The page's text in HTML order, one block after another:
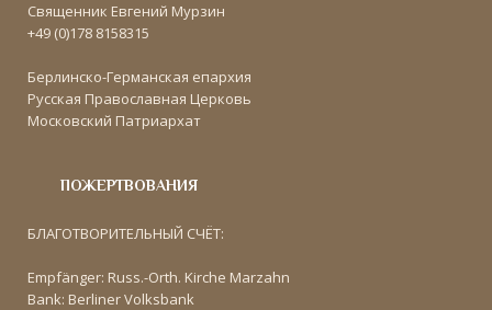
Священник Евгений Мурзин
+49 (0)178 8158315
Берлинско-Германская епархия
Русская Православная Церковь
Московский Патриархат
ПОЖЕРТВОВАНИЯ
БЛАГОТВОРИТЕЛЬНЫЙ СЧЁТ:
Empfänger: Russ.-Orth. Kirche Marzahn
Bank: Berliner Volksbank